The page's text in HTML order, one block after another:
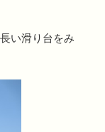
い滑り台をみ